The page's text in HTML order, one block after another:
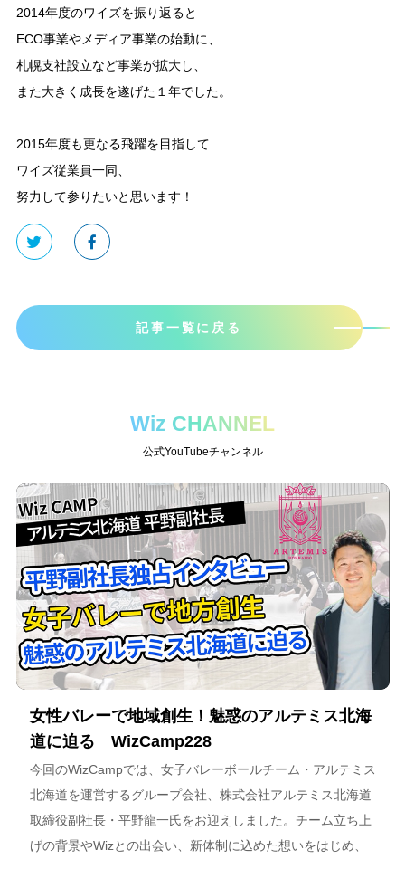
2014年度のワイズを振り返ると
ECO事業やメディア事業の始動に、
札幌支社設立など事業が拡大し、
また大きく成長を遂げた１年でした。
2015年度も更なる飛躍を目指して
ワイズ従業員一同、
努力して参りたいと思います！
記事一覧に戻る
Wiz CHANNEL
公式YouTubeチャンネル
女性バレーで地域創生！魅惑のアルテミス北海
道に迫る WizCamp228
今回のWizCampでは、女子バレーボールチーム・アルテミス
北海道を運営するグループ会社、株式会社アルテミス北海道
取締役副社長・平野龍一氏をお迎えしました。チーム立ち上
げの背景やWizとの出会い、新体制に込めた想いをはじめ、